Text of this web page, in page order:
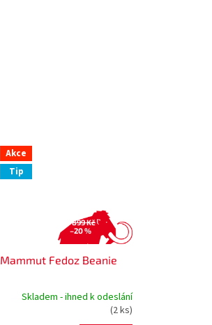
Akce
Tip
899 Kč
–20 %
Mammut Fedoz Beanie
Skladem - ihned k odeslání
(2 ks)